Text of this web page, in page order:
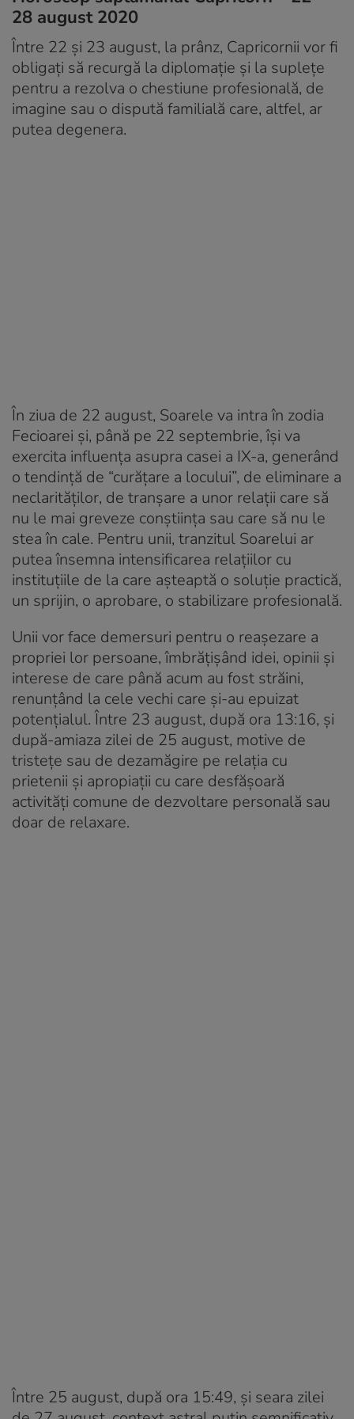
28 august 2020
Între 22 și 23 august, la prânz, Capricornii vor fi
obligați să recurgă la diplomație și la suplețe
pentru a rezolva o chestiune profesională, de
imagine sau o dispută familială care, altfel, ar
putea degenera.
În ziua de 22 august, Soarele va intra în zodia
Fecioarei și, până pe 22 septembrie, își va
exercita influența asupra casei a IX-a, generând
o tendință de “curățare a locului”, de eliminare a
neclarităților, de tranșare a unor relații care să
nu le mai greveze conștiința sau care să nu le
stea în cale. Pentru unii, tranzitul Soarelui ar
putea însemna intensificarea relațiilor cu
instituțiile de la care așteaptă o soluție practică,
un sprijin, o aprobare, o stabilizare profesională.
Unii vor face demersuri pentru o reașezare a
propriei lor persoane, îmbrățișând idei, opinii și
interese de care până acum au fost străini,
renunțând la cele vechi care și-au epuizat
potențialul. Între 23 august, după ora 13:16, și
după-amiaza zilei de 25 august, motive de
tristețe sau de dezamăgire pe relația cu
prietenii și apropiații cu care desfășoară
activități comune de dezvoltare personală sau
doar de relaxare.
Între 25 august, după ora 15:49, și seara zilei